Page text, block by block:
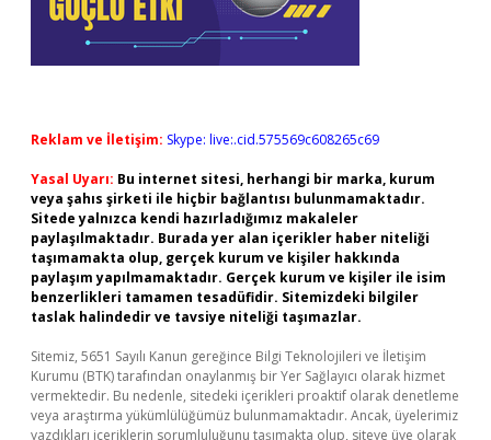
Reklam ve İletişim: Skype: live:.cid.575569c608265c69
Yasal Uyarı: Bu internet sitesi, herhangi bir marka, kurum
veya şahıs şirketi ile hiçbir bağlantısı bulunmamaktadır.
Sitede yalnızca kendi hazırladığımız makaleler
paylaşılmaktadır. Burada yer alan içerikler haber niteliği
taşımamakta olup, gerçek kurum ve kişiler hakkında
paylaşım yapılmamaktadır. Gerçek kurum ve kişiler ile isim
benzerlikleri tamamen tesadüfidir. Sitemizdeki bilgiler
taslak halindedir ve tavsiye niteliği taşımazlar.
Sitemiz, 5651 Sayılı Kanun gereğince Bilgi Teknolojileri ve İletişim
Kurumu (BTK) tarafından onaylanmış bir Yer Sağlayıcı olarak hizmet
vermektedir. Bu nedenle, sitedeki içerikleri proaktif olarak denetleme
veya araştırma yükümlülüğümüz bulunmamaktadır. Ancak, üyelerimiz
yazdıkları içeriklerin sorumluluğunu taşımakta olup, siteye üye olarak